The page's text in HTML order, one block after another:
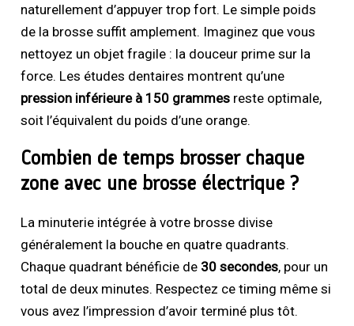
naturellement d’appuyer trop fort. Le simple poids
de la brosse suffit amplement. Imaginez que vous
nettoyez un objet fragile : la douceur prime sur la
force. Les études dentaires montrent qu’une
pression inférieure à 150 grammes reste optimale,
soit l’équivalent du poids d’une orange.
Combien de temps brosser chaque
zone avec une brosse électrique ?
La minuterie intégrée à votre brosse divise
généralement la bouche en quatre quadrants.
Chaque quadrant bénéficie de 30 secondes, pour un
total de deux minutes. Respectez ce timing même si
vous avez l’impression d’avoir terminé plus tôt.